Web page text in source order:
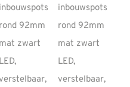
REVIEWS
INFO